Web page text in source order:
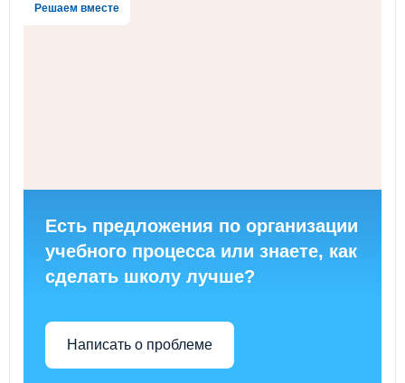
Решаем вместе
Есть предложения по организации
учебного процесса или знаете, как
сделать школу лучше?
Написать о проблеме